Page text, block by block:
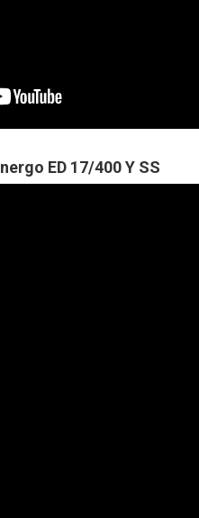
ED 17/400 Y SS